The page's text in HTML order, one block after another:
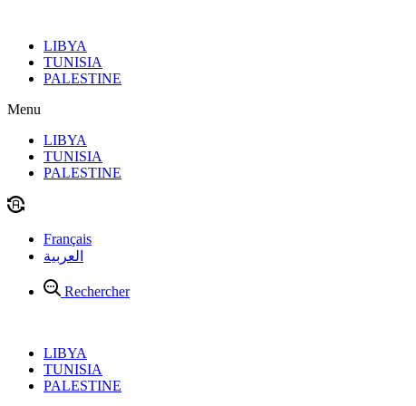
contenuLIBYA
TUNISIA
PALESTINE
Menu
LIBYA
TUNISIA
PALESTINE
Français
العربية
Rechercher
LIBYA
TUNISIA
PALESTINE